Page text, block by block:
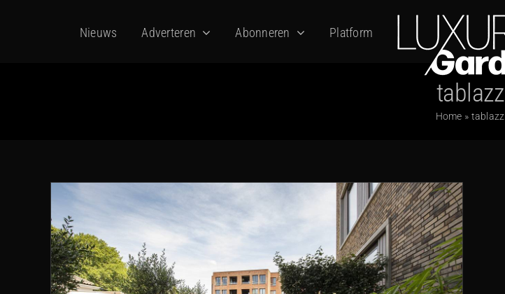
Nieuws Adverteren Abonneren Platform
tablazz
Home » tablazz